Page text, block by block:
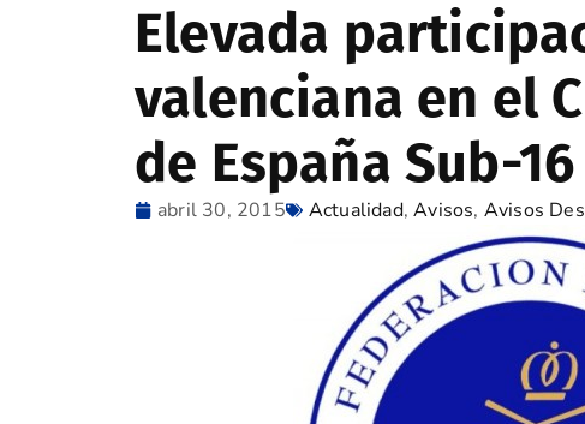
Elevada
valenciana en el
de España Sub-
abril 30, 2015 Actualidad,Avisos, Avisos